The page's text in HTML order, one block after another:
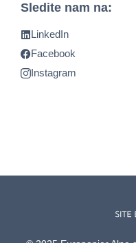
Sledite nam na:
LinkedIn
Facebook
Instagram